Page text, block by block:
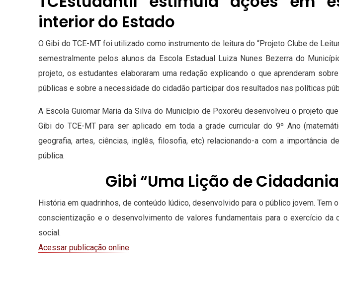
interior do Estado
O Gibi do TCE-MT foi utilizado como instrumento de leitura do “Projeto Clube de
semestralmente pelos alunos da Escola Estadual Luiza Nunes Bezerra do
projeto, os estudantes elaboraram uma redação explicando o que aprenderam
públicas e sobre a necessidade do cidadão participar dos resultados nas políticas
A Escola Guiomar Maria da Silva do Município de Poxoréu desenvolveu o projeto
Gibi do TCE-MT para ser aplicado em toda a grade curricular do 9º Ano
geografia, artes, ciências, inglês, filosofia, etc) relacionando-a com a importância
pública.
Gibi “Uma Lição de
História em quadrinhos, de conteúdo lúdico, desenvolvido para o público jovem. Tem
conscientização e o desenvolvimento de valores fundamentais para o exercício da
social.
Acessar publicação online